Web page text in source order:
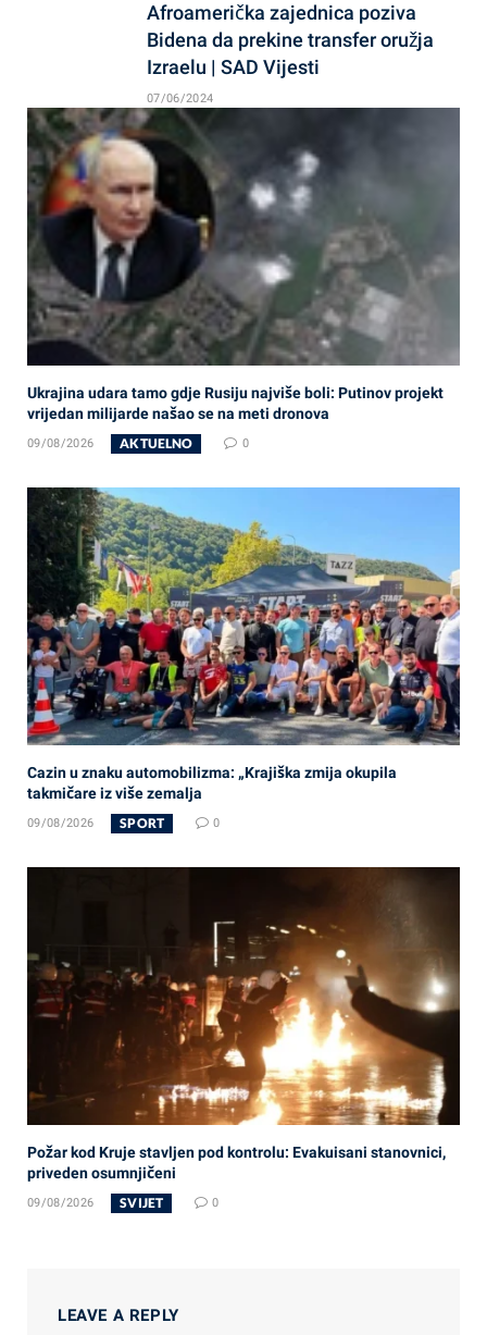
Afroamerička zajednica poziva
Bidena da prekine transfer oružja
Izraelu | SAD Vijesti
07/06/2024
Ukrajina udara tamo gdje Rusiju najviše boli: Putinov projekt
vrijedan milijarde našao se na meti dronova
09/08/2026 AKTUELNO 0
Cazin u znaku automobilizma: „Krajiška zmija okupila
takmičare iz više zemalja
09/08/2026 SPORT 0
Požar kod Kruje stavljen pod kontrolu: Evakuisani stanovnici,
priveden osumnjičeni
09/08/2026 SVIJET 0
LEAVE A REPLY